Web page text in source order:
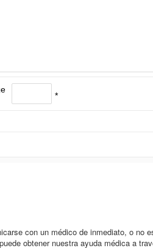
*
con un médico de inmediato, o no
obtener nuestra ayuda médica a